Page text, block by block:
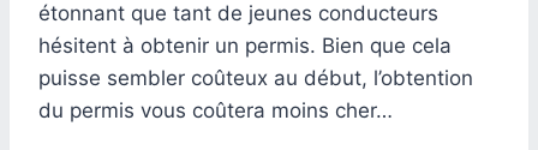
étonnant que tant de jeunes conducteurs
hésitent à obtenir un permis. Bien que cela
puisse sembler coûteux au début, l’obtention
du permis vous coûtera moins cher…